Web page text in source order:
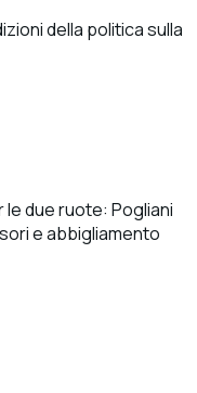
della politica sulla
due ruote: Pogliani
e abbigliamento